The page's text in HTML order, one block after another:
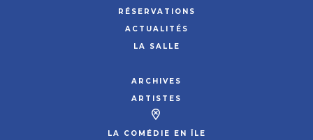
RÉSERVATIONS
ACTUALITÉS
LA SALLE
ARCHIVES
ARTISTES
LA COMÉDIE EN ÎLE